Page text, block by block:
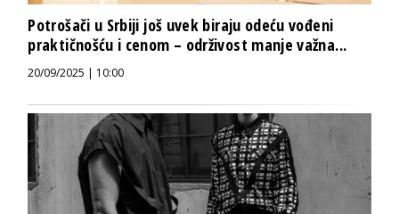
Potrošači u Srbiji još uvek biraju odeću vođeni
praktičnošću i cenom – održivost manje važna...
20/09/2025 | 10:00